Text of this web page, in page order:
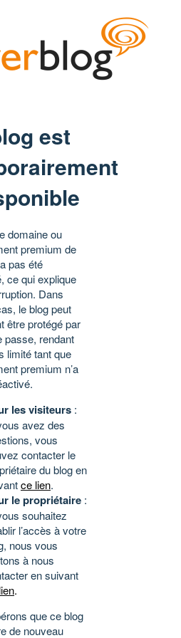
est
domaine ou
premium de
pas été
ce qui explique
Dans
le blog peut
être protégé par
passe, rendant
limité tant que
premium n’a
les visiteurs :
avez des
vous
contacter le
du blog en
ce lien.
le propriétaire :
souhaitez
l’accès à votre
nous vous
à nous
en suivant
.
que ce blog
de nouveau